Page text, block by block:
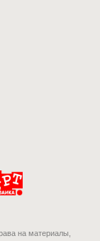
на материалы,